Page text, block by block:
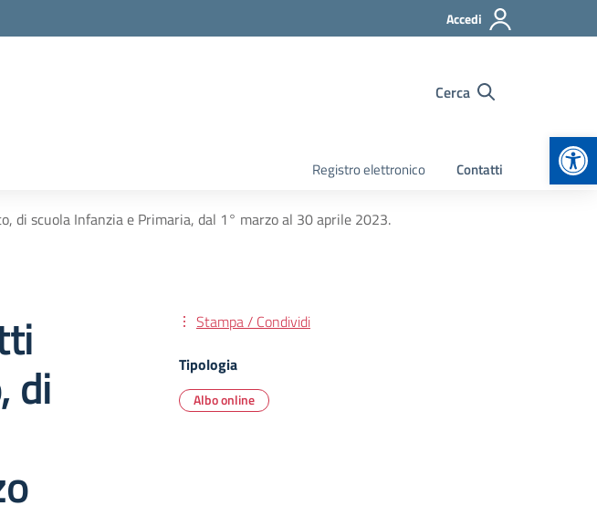
Accedi
Cerca
Registro elettronico Contatti
di scuola Infanzia e Primaria, dal 1° marzo al 30 aprile 2023.
di
Stampa / Condividi
Tipologia
Albo online